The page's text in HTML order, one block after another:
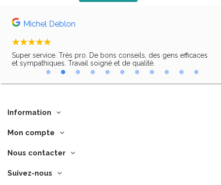
Michel Deblon
Super service. Très pro. De bons conseils, des gens efficaces
et sympathiques. Travail soigné et de qualité.
Information
Mon compte
Nous contacter
Suivez-nous